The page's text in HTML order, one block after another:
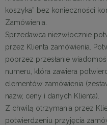
koszyka” bez konieczności
Zamówienia.
Sprzedawca niezwłocznie
przez Klienta zamówienia.
poprzez przesłanie
numeru, która zawiera
elementów zamówienia
nazw, ceny i danych Klienta).
Z chwilą otrzymania przez
potwierdzeniu przyjęcia